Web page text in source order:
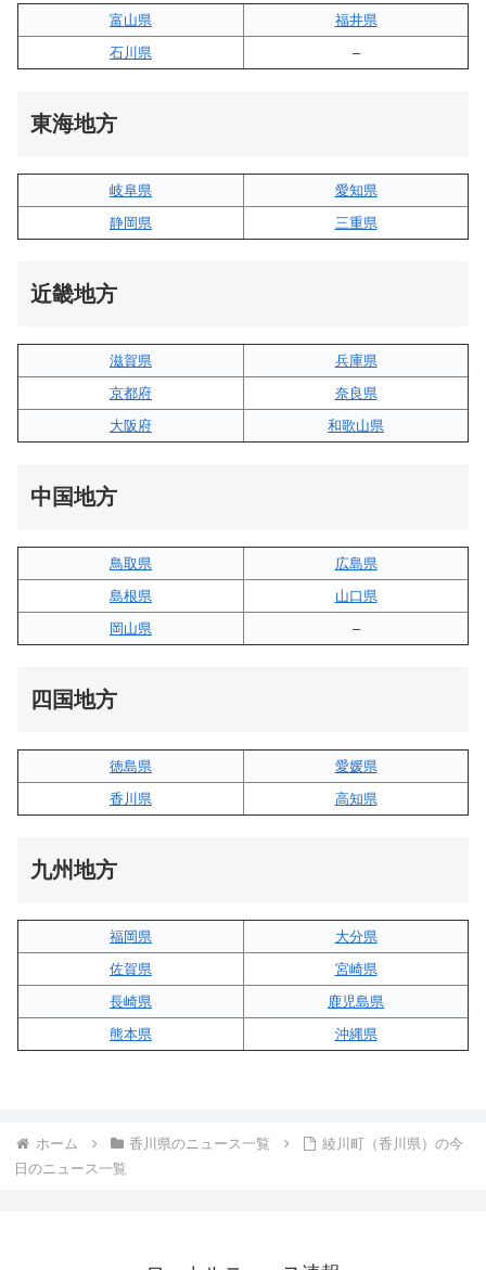
富山県
福井県
石川県
–
東海地方
岐阜県
愛知県
静岡県
三重県
近畿地方
滋賀県
兵庫県
京都府
奈良県
大阪府
和歌山県
中国地方
鳥取県
広島県
島根県
山口県
岡山県
–
四国地方
徳島県
愛媛県
香川県
高知県
九州地方
福岡県
大分県
佐賀県
宮崎県
長崎県
鹿児島県
熊本県
沖縄県
ホーム 香川県のニュース一覧
綾川町（香川県）の今
日のニュース一覧